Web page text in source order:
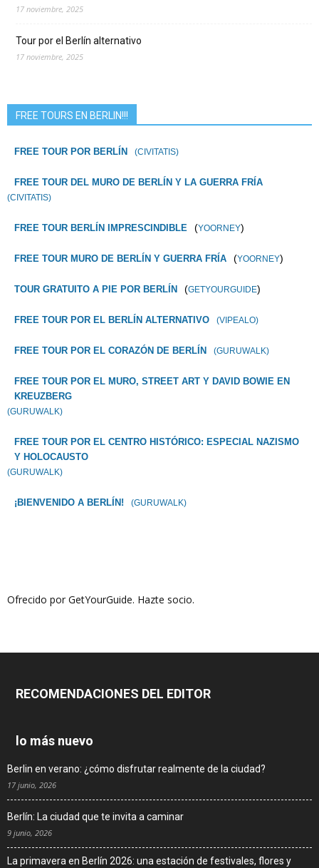
17 noviembre, 2025
Tour por el Berlín alternativo
17 noviembre, 2025
FREE TOURS EN BERLIN!!!
FREE TOUR POR BERLÍN (CIVITATIS)
FREE TOUR DEL MURO DE BERLÍN Y LA GUERRA FRÍA
(CIVITATIS)
FREE TOUR BERLÍN IMPRESCINDIBLE (YOORNEY)
FREE TOUR MURO DE BERLÍN Y GUERRA FRÍA (YOORNEY)
TOUR GRATUITO A PIE POR BERLÍN (GETYOURGUIDE)
FREE TOUR POR EL BERLÍN ALTERNATIVO (VIPEALO)
FREE TOUR POR EL CORAZÓN DE BERLÍN (GURUWALK)
FREE TOUR POR EL MURO, STREET ART Y DAVID BOWIE EN
KREUZBERG
(GURUWALK)
FREE TOUR POR EL CENTRO HISTÓRICO: ESPECIAL NAZISMO
Y HOLOCAUSTO
(GURUWALK)
¡BIENVENIDO A BERLÍN! (GURUWALK)
Ofrecido por GetYourGuide. Hazte socio.
RECOMENDACIONES DEL EDITOR
lo más nuevo
Berlin en verano: ¿cómo disfrutar realmente de la ciudad?
17 junio, 2026
Berlín: La ciudad que te invita a caminar
9 junio, 2026
La primavera en Berlín 2026: una estación de festivales, flores y